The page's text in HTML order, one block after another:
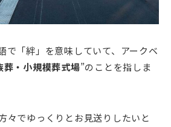
で「絆」を意味していて、アークベ
葬・小規模葬式場”のことを指しま
々でゆっくりとお見送りしたいと